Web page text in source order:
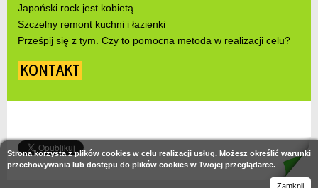
Japoński rock jest kobietą
Szczelny remont kuchni i łazienki
Prześpij się z tym. Czy to pomocna metoda w realizacji celu?
KONTAKT
Strona korzysta z plików cookies w celu realizacji usług. Możesz określić warunki
przechowywania lub dostępu do plików cookies w Twojej przeglądarce.
Zamknij